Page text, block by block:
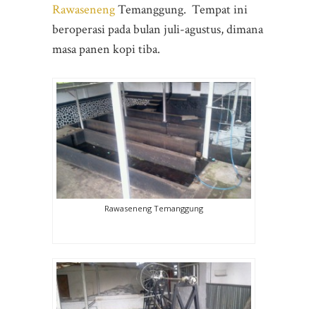
RawasenengTemanggung. Tempat ini
beroperasi pada bulan juli-agustus, dimana
masa panen kopi tiba.
Rawaseneng Temanggung